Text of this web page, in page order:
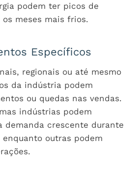
podem ter picos de
meses mais frios.
Específicos
regionais ou até mesmo
da indústria podem
ou quedas nas vendas.
indústrias podem
demanda crescente durante
outras podem